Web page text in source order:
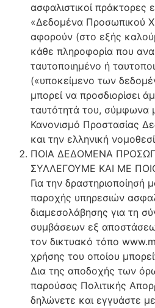
ασφαλιστικοί πράκτορες
«Δεδομένα Προσωπικού
αφορούν (στο εξής
κάθε πληροφορία που
ταυτοποιημένο ή
(«υποκείμενο των
μπορεί να προσδιορίσει
ταυτότητά του, σύμφωνα
Κανονισμό Προστασίας
και την ελληνική
ΠΟΙΑ ΔΕΔΟΜΕΝΑ
ΣΥΛΛΕΓΟΥΜΕ ΚΑΙ ΜΕ
Για την δραστηριοποίησή
παροχής υπηρεσιών
διαμεσολάβησης για τη
συμβάσεων εξ
τον δικτυακό τόπο
χρήσης του οποίου
Δια της αποδοχής των
παρούσας Πολιτικής
δηλώνετε και εγγυάστε